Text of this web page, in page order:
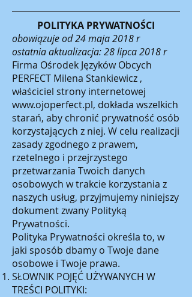
POLITYKA PRYWATNOŚCI
obowiązuje od 24 maja 2018 r
ostatnia aktualizacja: 28 lipca 2018 r
Firma Ośrodek Języków Obcych
PERFECT Milena Stankiewicz ,
właściciel strony internetowej
www.ojoperfect.pl, dokłada wszelkich
starań, aby chronić prywatność osób
korzystających z niej. W celu realizacji
zasady zgodnego z prawem,
rzetelnego i przejrzystego
przetwarzania Twoich danych
osobowych w trakcie korzystania z
naszych usług, przyjmujemy niniejszy
dokument zwany Polityką
Prywatności.
Polityka Prywatności określa to, w
jaki sposób dbamy o Twoje dane
osobowe i Twoje prawa.
SŁOWNIK POJĘĆ UŻYWANYCH W
TREŚCI POLITYKI: